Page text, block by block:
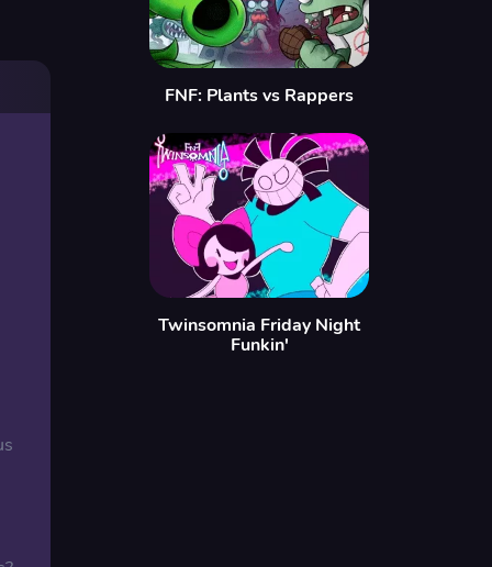
FNF: Plants vs Rappers
Twinsomnia Friday Night
Funkin'